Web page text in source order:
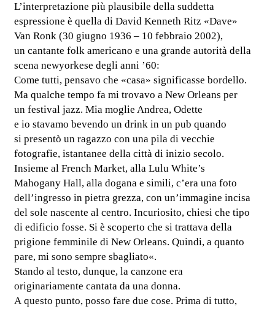
L’interpretazione più plausibile della suddetta
espressione è quella di David Kenneth Ritz «Dave»
Van Ronk (30 giugno 1936 – 10 febbraio 2002),
un cantante folk americano e una grande autorità della
scena newyorkese degli anni ’60:
Come tutti, pensavo che «casa» significasse bordello.
Ma qualche tempo fa mi trovavo a New Orleans per
un festival jazz. Mia moglie Andrea, Odette
e io stavamo bevendo un drink in un pub quando
si presentò un ragazzo con una pila di vecchie
fotografie, istantanee della città di inizio secolo.
Insieme al French Market, alla Lulu White’s
Mahogany Hall, alla dogana e simili, c’era una foto
dell’ingresso in pietra grezza, con un’immagine incisa
del sole nascente al centro. Incuriosito, chiesi che tipo
di edificio fosse. Si è scoperto che si trattava della
prigione femminile di New Orleans. Quindi, a quanto
pare, mi sono sempre sbagliato«.
Stando al testo, dunque, la canzone era
originariamente cantata da una donna.
A questo punto, posso fare due cose. Prima di tutto,